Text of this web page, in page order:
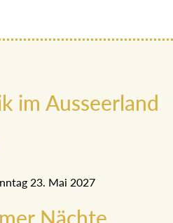
im Ausseerland
23. Mai 2027
Nächte